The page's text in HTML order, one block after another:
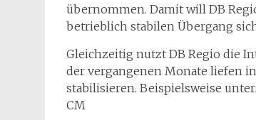
übernommen. Damit will DB
betrieblich stabilen Übergang
Gleichzeitig nutzt DB Regio die
der vergangenen Monate liefen
stabilisieren. Beispielsweise
CM